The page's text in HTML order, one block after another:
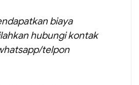
biaya
hubungi kontak
telpon